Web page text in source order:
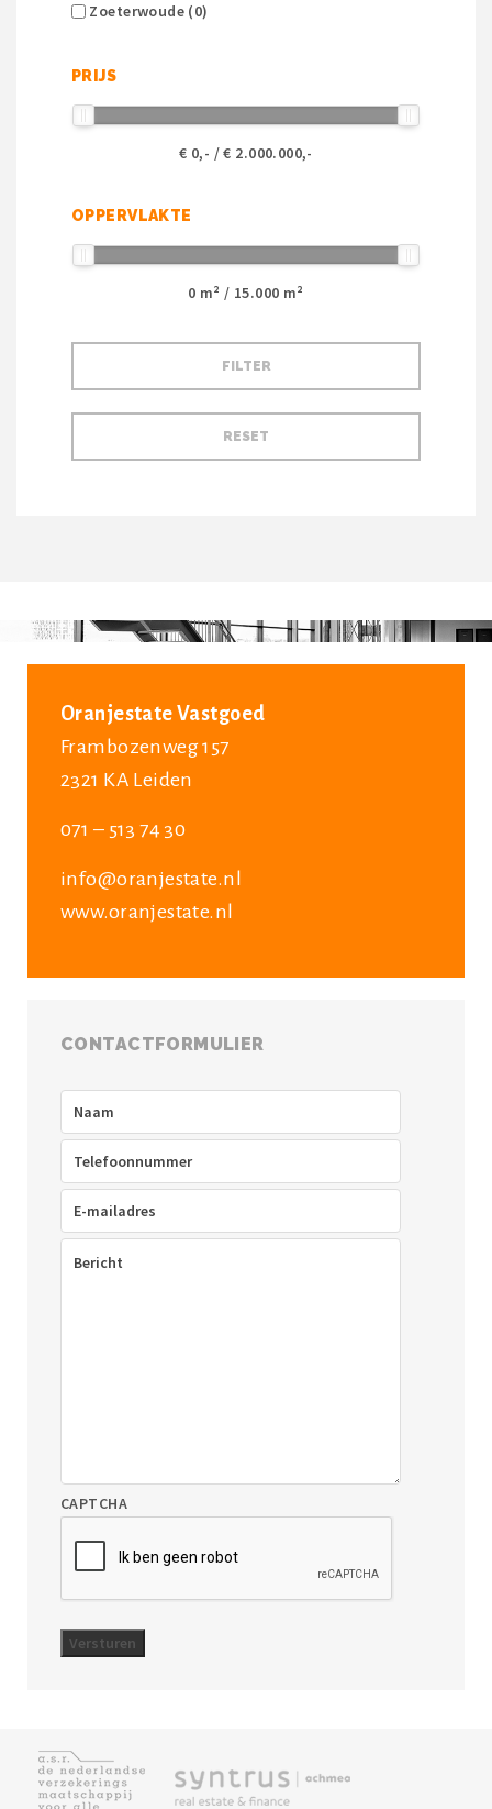
Zoeterwoude (0)
PRIJS
€ 0,- / € 2.000.000,-
OPPERVLAKTE
0 m² / 15.000 m²
Oranjestate Vastgoed
Frambozenweg 157
2321 KA Leiden
071 – 513 74 30
info@oranjestate.nl
www.oranjestate.nl
CONTACTFORMULIER
Telefoon
mailadres(Vereist)
CAPTCHA